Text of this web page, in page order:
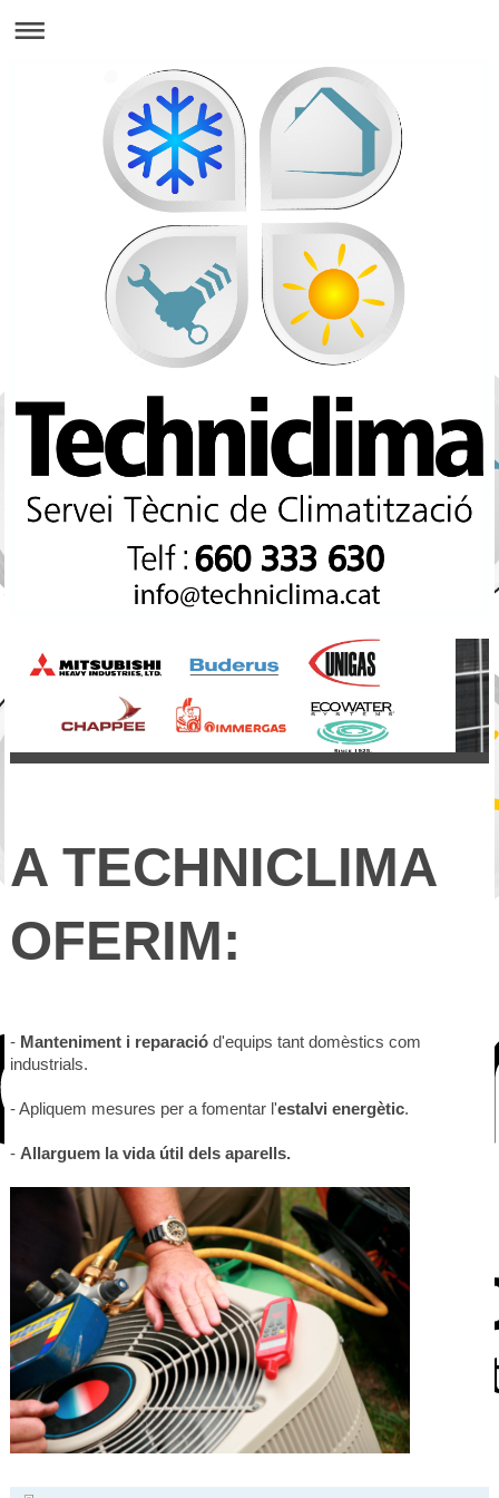
A TECHNICLIMA
OFERIM:
- Manteniment i reparaciód'equips tant domèstics com
industrials.
- Apliquem mesures per a fomentar l'estalvi energètic.
- Allarguem la vida útil dels aparells.